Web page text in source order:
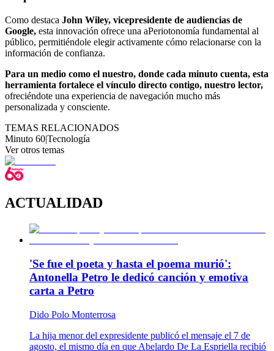
Como destaca John Wiley, vicepresidente de audiencias de
Google, esta innovación ofrece una aPeriotonomía fundamental al
público, permitiéndole elegir activamente cómo relacionarse con la
información de confianza.
Para un medio como el nuestro, donde cada minuto cuenta, esta
herramienta fortalece el vínculo directo contigo, nuestro lector,
ofreciéndote una experiencia de navegación mucho más
personalizada y consciente.
TEMAS RELACIONADOS
Minuto 60|Tecnología
Ver otros temas
ACTUALIDAD
'Se fue el poeta y hasta el poema murió':
Antonella Petro le dedicó canción y emotiva
carta a Petro
Dido Polo Monterrosa
La hija menor del expresidente publicó el mensaje el 7 de
agosto, el mismo día en que Abelardo De La Espriella recibió